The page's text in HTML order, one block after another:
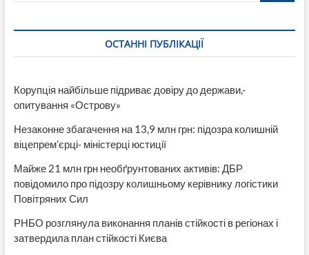
ОСТАННІ ПУБЛІКАЦІЇ
Корупція найбільше підриває довіру до держави,-
опитування «Острову»
Незаконне збагачення на 13,9 млн грн: підозра колишній
віцепрем’єрці- міністерці юстиції
Майже 21 млн грн необґрунтованих активів: ДБР
повідомило про підозру колишньому керівнику логістики
Повітряних Сил
РНБО розглянула виконання планів стійкості в регіонах і
затвердила план стійкості Києва